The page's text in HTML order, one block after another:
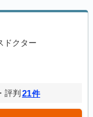
ドクター
評判 21件